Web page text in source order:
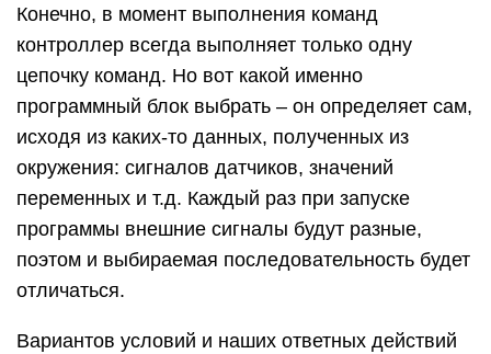
Конечно, в момент выполнения команд
контроллер всегда выполняет только одну
цепочку команд. Но вот какой именно
программный блок выбрать – он определяет сам,
исходя из каких-то данных, полученных из
окружения: сигналов датчиков, значений
переменных и т.д. Каждый раз при запуске
программы внешние сигналы будут разные,
поэтом и выбираемая последовательность будет
отличаться.
Вариантов условий и наших ответных действий